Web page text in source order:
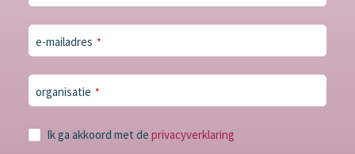
e-mailadres *
organisatie *
Ik ga akkoord met de privacyverklaring